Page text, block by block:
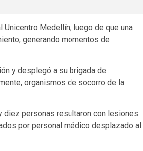
Medellín, luego de que una
generando momentos de
y desplegó a su brigada de
organismos de socorro de la
diez personas resultaron con lesiones
por personal médico desplazado al